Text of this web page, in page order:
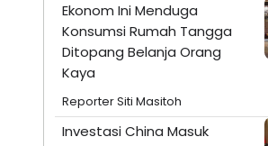
Ekonom Ini Menduga
Konsumsi Rumah Tangga
Ditopang Belanja Orang
Kaya
Reporter Siti Masitoh
Investasi China Masuk